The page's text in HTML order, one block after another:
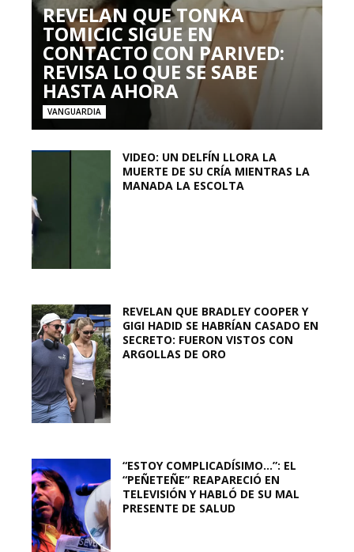
REVELAN QUE TONKA
TOMICIC SIGUE EN
CONTACTO CON PARIVED:
REVISA LO QUE SE SABE
HASTA AHORA
VANGUARDIA
VIDEO: UN DELFÍN LLORA LA
MUERTE DE SU CRÍA MIENTRAS LA
MANADA LA ESCOLTA
REVELAN QUE BRADLEY COOPER Y
GIGI HADID SE HABRÍAN CASADO EN
SECRETO: FUERON VISTOS CON
ARGOLLAS DE ORO
“ESTOY COMPLICADÍSIMO…”: EL
“PEÑETEÑE” REAPARECIÓ EN
TELEVISIÓN Y HABLÓ DE SU MAL
PRESENTE DE SALUD